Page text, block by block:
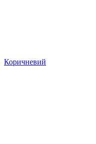
Коричневий